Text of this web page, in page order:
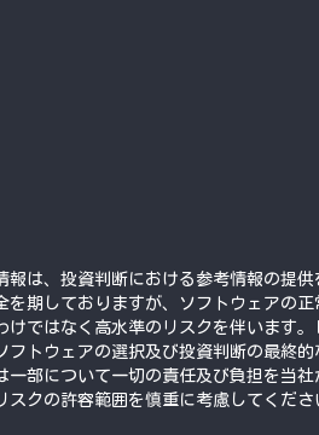
報は、投資判断における参考情報の提
を期しておりますが、ソフトウェアの
けではなく高水準のリスクを伴います
フトウェアの選択及び投資判断の最終
一部について一切の責任及び負担を当
スクの許容範囲を慎重に考慮してくださ